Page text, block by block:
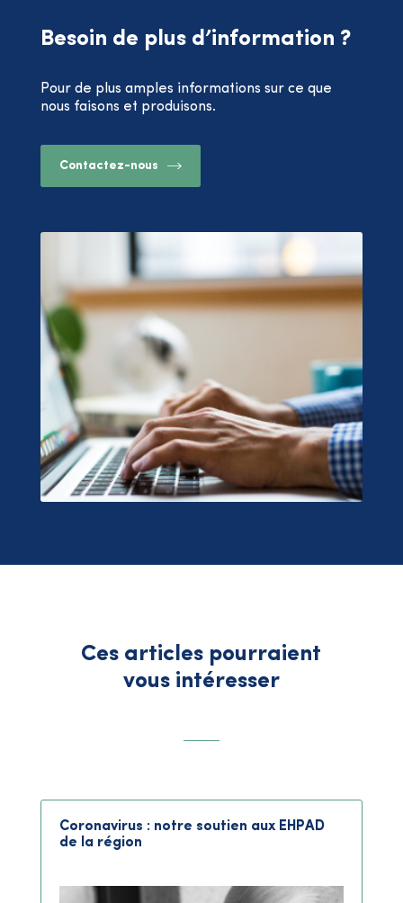
Besoin de plus d’information ?
Pour de plus amples informations sur ce que
nous faisons et produisons.
Contactez-nous
Ces articles pourraient
vous intéresser
Coronavirus : notre soutien aux EHPAD
de la région